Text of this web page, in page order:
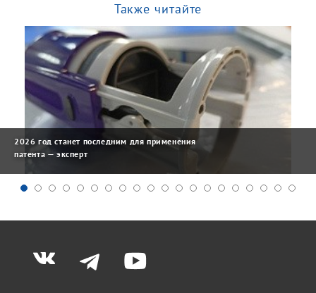
Также читайте
2026 год станет последним для применения
патента — эксперт